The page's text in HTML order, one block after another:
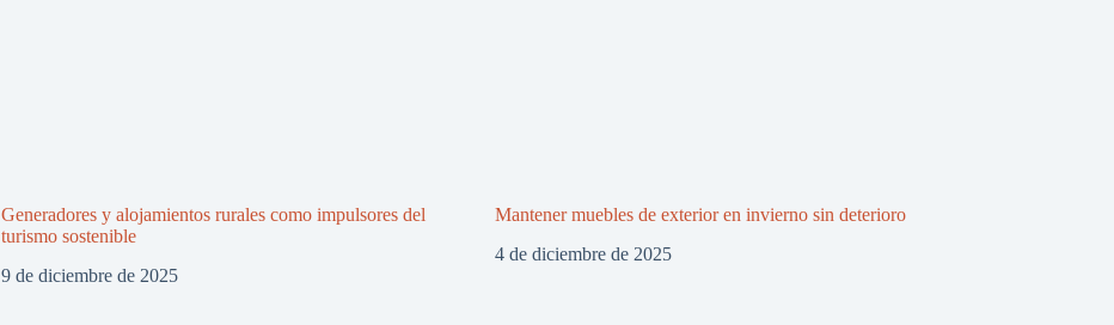
Generadores y alojamientos rurales como impulsores del
turismo sostenible
9 de diciembre de 2025
Mantener muebles de exterior en invierno sin deterioro
4 de diciembre de 2025